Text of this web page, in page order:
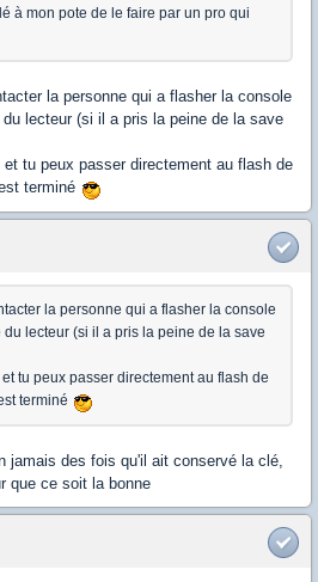
à mon pote de le faire par un pro qui
la personne qui a flasher la console
lecteur (si il a pris la peine de la save
tu peux passer directement au flash de
terminé
la personne qui a flasher la console
lecteur (si il a pris la peine de la save
tu peux passer directement au flash de
terminé
jamais des fois qu'il ait conservé la clé,
que ce soit la bonne